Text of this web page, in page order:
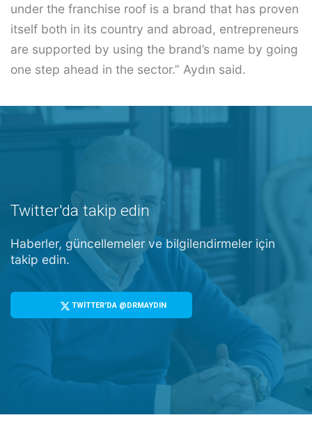
under the franchise roof is a brand that has proven
itself both in its country and abroad, entrepreneurs
are supported by using the brand’s name by going
one step ahead in the sector.” Aydın said.
Twitter'da takip edin
Haberler, güncellemeler ve bilgilendirmeler için
takip edin.
TWİTTER'DA @DRMAYDIN